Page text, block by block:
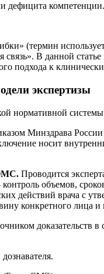
дефицита компетенции.
(термин
В данной
подхода к
экспертизы
нормативной
Минздрава
носит
Проводится
объемов,
действий врача с
конкретного лица и
доказательств